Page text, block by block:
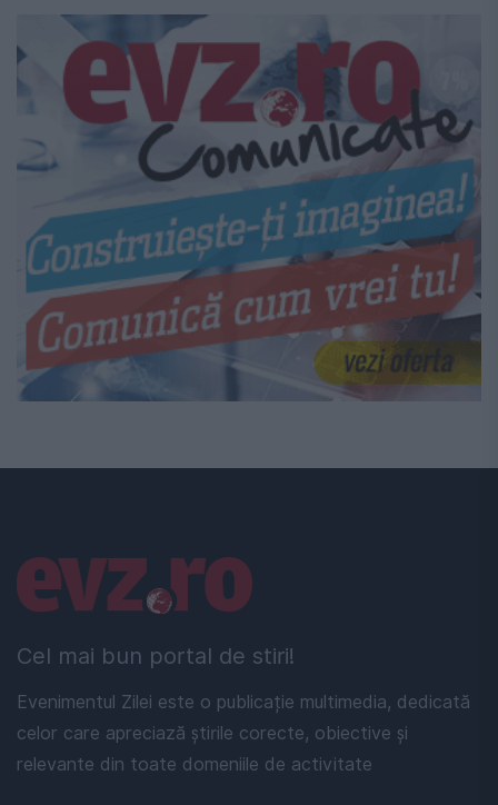
Cel mai bun portal de stiri!
Evenimentul Zilei este o publicație multimedia, dedicată
celor care apreciază știrile corecte, obiective și
relevante din toate domeniile de activitate
Linkuri utile